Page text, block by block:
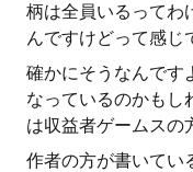
柄は全員いるってわ
んですけどって感じ
確かにそうなんです
なっているのかもし
は収益者ゲームスの
作者の方が書いてい